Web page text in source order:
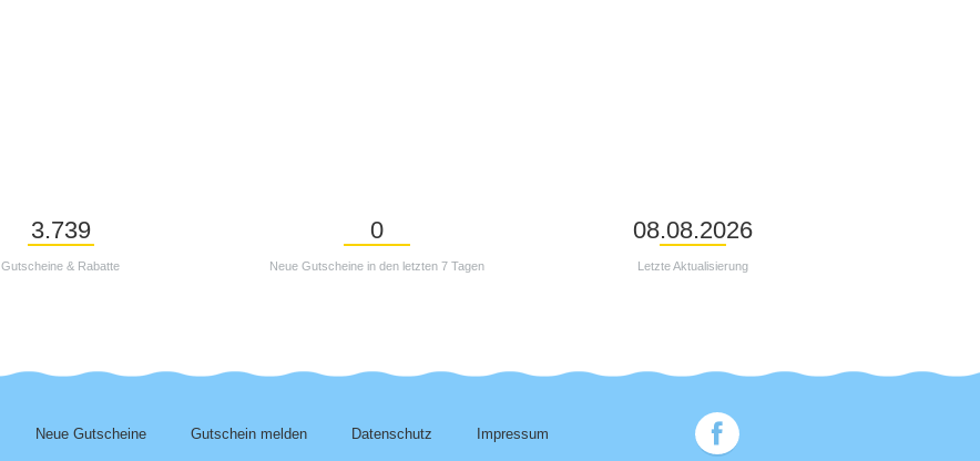
3.739
Gutscheine & Rabatte
0
Neue Gutscheine in den letzten 7 Tagen
08.08.2026
Letzte Aktualisierung
Neue Gutscheine Gutschein melden Datenschutz Impressum